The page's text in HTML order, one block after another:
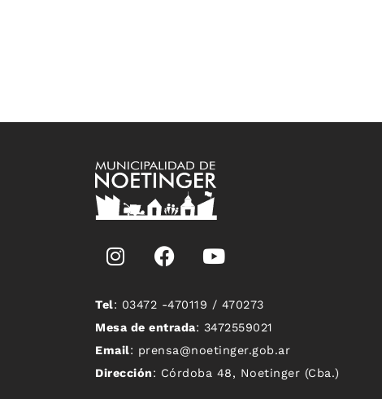
Tel: 03472 -470119 / 470273
Mesa de entrada: 3472559021
Email: prensa@noetinger.gob.ar
Dirección: Córdoba 48, Noetinger (Cba.)